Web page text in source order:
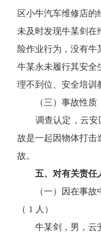
区小牛汽车维修店的
未及时发现牛某剑在
险作业行为，没有牛
牛某永未履行其安全
理不到位、安全培训
（三）事故性质
调查认定，云安区
故是一起因物体打击
故。
五、对有关责任
（一）因在事故
（ 1 人）
牛某剑，男，云